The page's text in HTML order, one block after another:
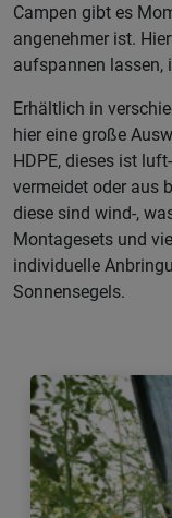
Campen gibt es
angenehmer ist.
aufspannen lassen,
Erhältlich in
hier eine große
HDPE, dieses ist
vermeidet oder aus
diese sind wind-,
Montagesets und
individuelle
Sonnensegels.